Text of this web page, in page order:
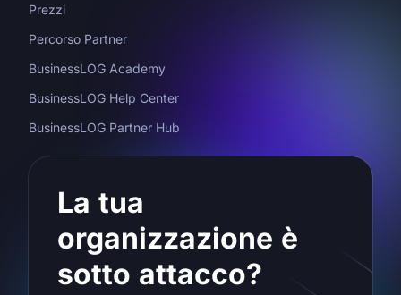
Prezzi
Percorso Partner
BusinessLOG Academy
BusinessLOG Help Center
BusinessLOG Partner Hub
La tua
organizzazione è
sotto attacco?